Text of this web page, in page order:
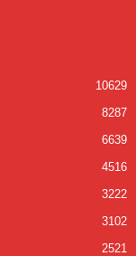
10629
8287
6639
4516
3222
3102
2521